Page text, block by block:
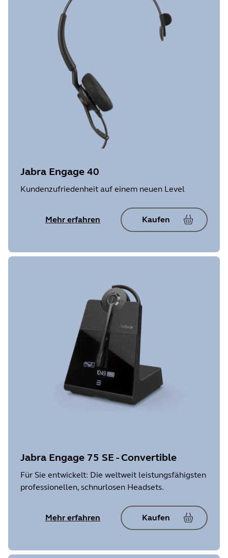
Jabra Engage 40
Kundenzufriedenheit auf einem neuen Level
Mehr erfahren Kaufen
Jabra Engage 75 SE - Convertible
Für Sie entwickelt: Die weltweit leistungsfähigsten
professionellen, schnurlosen Headsets.
Mehr erfahren Kaufen